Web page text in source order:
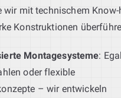
wir mit technischem
Konstruktionen
Montagesysteme:
oder flexible
– wir entwickeln